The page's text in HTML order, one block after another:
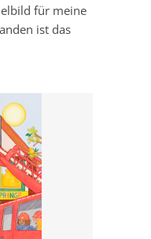
für meine
ist das